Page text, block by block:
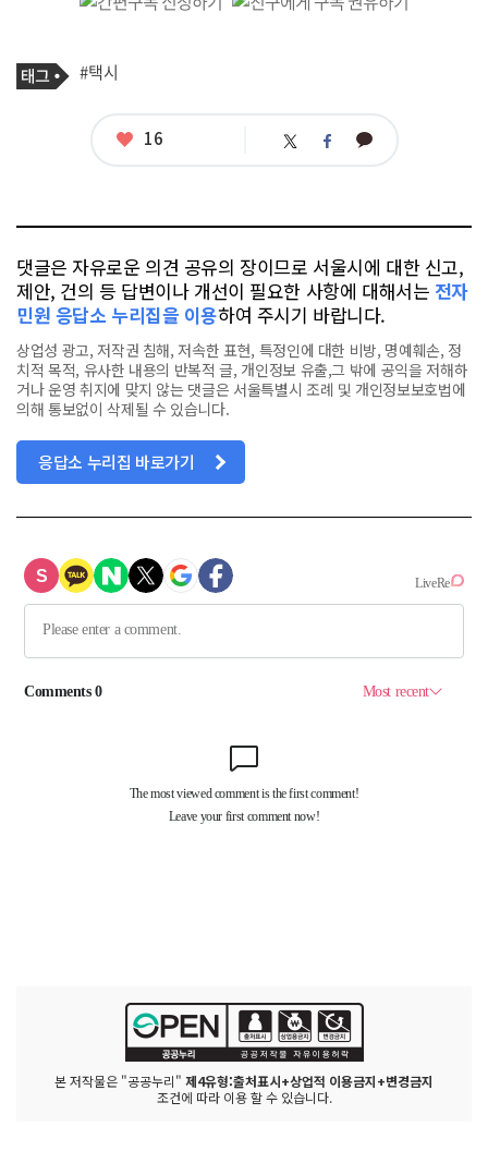
기
사
태
그
#택시
좋
16 트 페 카
댓글은 자유로운 의견 공유의 장이므로 서울시에 대한 신고,
제안, 건의 등 답변이나 개선이 필요한 사항에 대해서는 전자
민원 응답소 누리집을 이용하여 주시기 바랍니다.
상업성 광고, 저작권 침해, 저속한 표현, 특정인에 대한 비방, 명예훼손, 정
치적 목적, 유사한 내용의 반복적 글, 개인정보 유출,그 밖에 공익을 저해하
거나 운영 취지에 맞지 않는 댓글은 서울특별시 조례 및 개인정보보호법에
의해 통보없이 삭제될 수 있습니다.
응답소 누리집 바로가기
본 저작물은 "공공누리" 제4유형:출처표시+상업적 이용금지+변경금지
조건에 따라 이용 할 수 있습니다.